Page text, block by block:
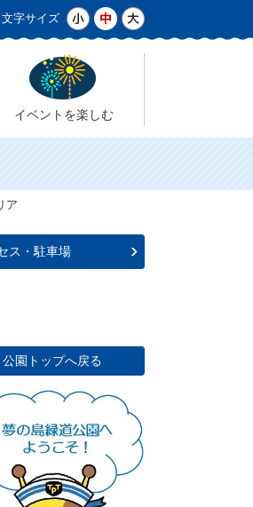
文字サイズ
イベントを楽しむ
ア
ス・駐車場
公園トップへ戻る